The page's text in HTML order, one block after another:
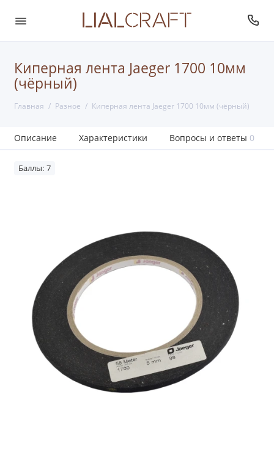
Киперная лента Jaeger 1700 10мм
(чёрный)
Главная Разное Киперная лента Jaeger 1700 10мм (чёрный)
Описание Характеристики Вопросы и ответы 0
Баллы: 7